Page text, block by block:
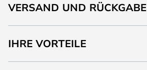
VERSAND UND RÜCKGABE
IHRE VORTEILE